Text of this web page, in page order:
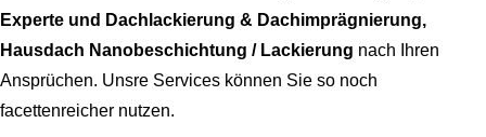
Experte und Dachlackierung & Dachimprägnierung,
Hausdach Nanobeschichtung / Lackierung nach Ihren
Ansprüchen. Unsre Services können Sie so noch
facettenreicher nutzen.